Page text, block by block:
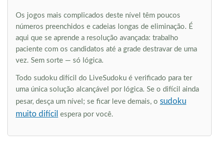
Os jogos mais complicados deste nível têm poucos
números preenchidos e cadeias longas de eliminação. É
aqui que se aprende a resolução avançada: trabalho
paciente com os candidatos até a grade destravar de uma
vez. Sem sorte — só lógica.
Todo sudoku difícil do LiveSudoku é verificado para ter
uma única solução alcançável por lógica. Se o difícil ainda
pesar, desça um nível; se ficar leve demais, o sudoku
muito difícil espera por você.